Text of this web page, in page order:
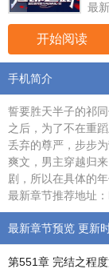
最新
开始阅读
手机简介
誓要胜天半子的祁
之后，为了不在重
丢弃的尊严，步步
爽文，男主穿越归
剧，所以在具体的
最新章节推荐地址
最新章节预览 更新
第551章 完结之程